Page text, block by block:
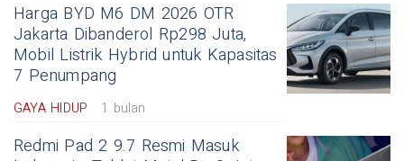
Harga BYD M6 DM 2026 OTR
Jakarta Dibanderol Rp298 Juta,
Mobil Listrik Hybrid untuk Kapasitas
7 Penumpang
GAYA HIDUP 1 bulan
Redmi Pad 2 9.7 Resmi Masuk